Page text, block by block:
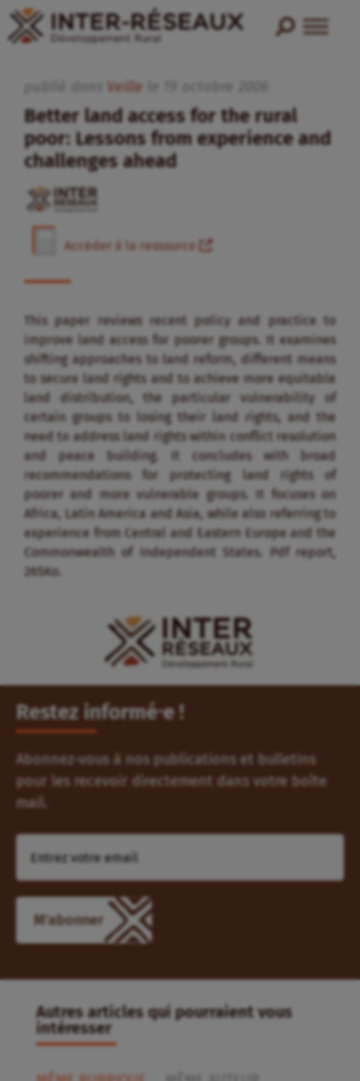
Veille
Better land access for the rural
poor: Lessons from experience and
challenges ahead
Accéder à la ressource
This paper reviews recent policy and practice to
improve land access for poorer groups. It examines
shifting approaches to land reform, different means
to secure land rights and to achieve more equitable
land distribution, the particular vulnerability of
certain groups to losing their land rights, and the
need to address land rights within conflict resolution
and peace building. It concludes with broad
recommendations for protecting land rights of
poorer and more vulnerable groups. It focuses on
Africa, Latin America and Asia, while also referring to
experience from Central and Eastern Europe and the
Commonwealth of Independent States. Pdf report,
265Ko.
Restez informé⸱e !
Abonnez-vous à nos publications et bulletins
pour les recevoir directement dans votre boîte
mail.
Autres articles qui pourraient vous
intéresser